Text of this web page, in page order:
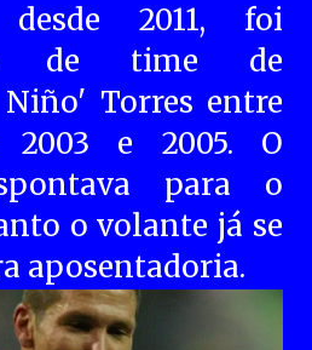
2011, foi
de time de
Torres entre
e 2005. O
para o
o volante já se
aposentadoria.